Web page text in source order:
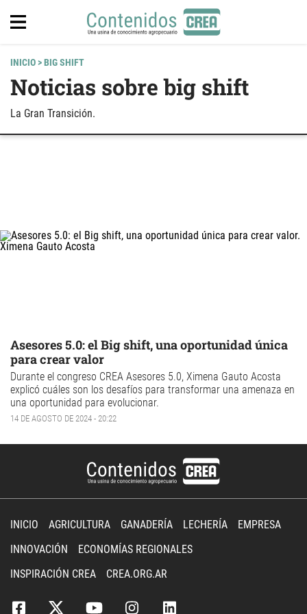
INICIO> BIG SHIFT
Noticias sobre big shift
La Gran Transición.
Asesores 5.0: el Big shift, una oportunidad única
para crear valor
Durante el congreso CREA Asesores 5.0, Ximena Gauto Acosta
explicó cuáles son los desafíos para transformar una amenaza en
una oportunidad para evolucionar.
14 DE AGOSTO DE 2024 - 20:22
INICIO AGRICULTURA GANADERÍA LECHERÍA
EMPRESA
INNOVACIÓN
ECONOMÍAS REGIONALES
INSPIRACIÓN CREA
CREA.ORG.AR